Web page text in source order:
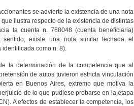
se advierte la existencia de una nota
ilustra respecto de la existencia de distintas
la cuenta n. 768048 (cuenta beneficiaria)
existe una nota similar fechada el
como n. 8).
la determinación de la competencia que al
de autos tuvieron estricta vinculación
en Buenos Aires, extremo que motiva la
de lo que pudiese probarse en la etapa
A efectos de establecer la competencia, los